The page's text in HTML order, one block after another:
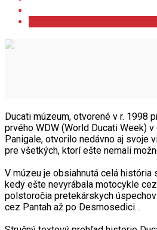
Ducati múzeum, otvorené v r. 1998
prvého WDW (World Ducati Week)
Panigale, otvorilo nedávno aj svoje
pre všetkých, ktorí ešte nemali
V múzeu je obsiahnutá celá
kedy ešte nevyrábala motocykle
polstoročia pretekárskych
cez Pantah až po Desmosedici…